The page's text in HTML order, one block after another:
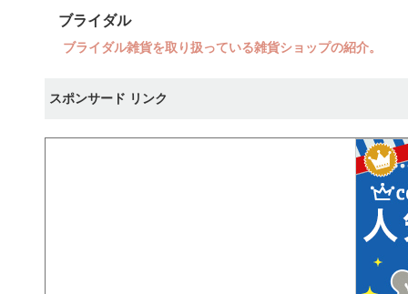
ブライダル
ブライダル雑貨を取り扱っている雑貨ショップの紹介。
スポンサード リンク